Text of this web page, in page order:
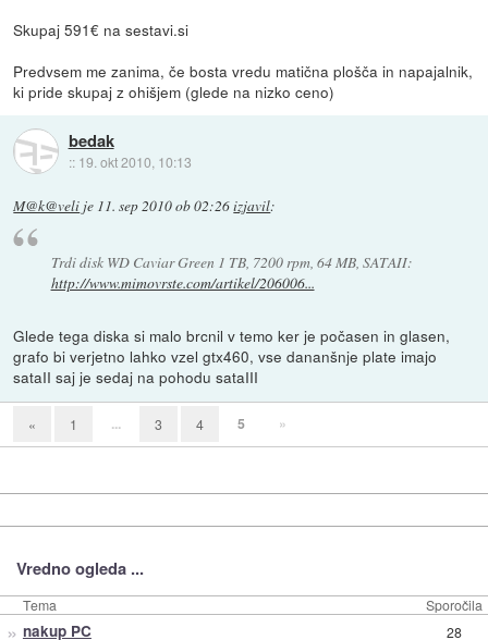
Skupaj 591€ na sestavi.si
Predvsem me zanima, če bosta vredu matična plošča in napajalnik,
ki pride skupaj z ohišjem (glede na nizko ceno)
bedak
:: 19. okt 2010, 10:13
M@k@veli je 11. sep 2010 ob 02:26izjavil:
Trdi disk WD Caviar Green 1 TB, 7200 rpm, 64 MB, SATAII:
http://www.mimovrste.com/artikel/206006...
Glede tega diska si malo brcnil v temo ker je počasen in glasen,
grafo bi verjetno lahko vzel gtx460, vse dananšnje plate imajo
sataII saj je sedaj na pohodu sataIII
« 1 ... 3 4 5 »
Vredno ogleda ...
Tema Sporočila
» nakup PC 28